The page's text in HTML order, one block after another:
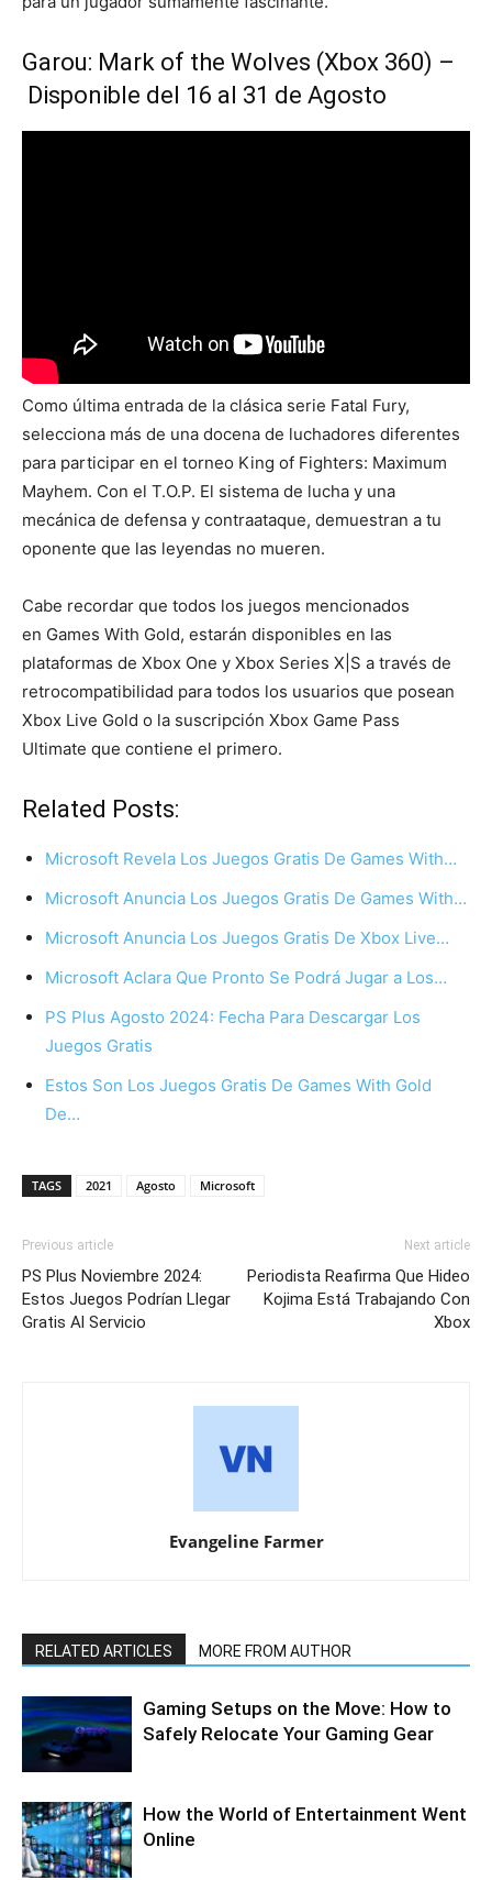
Garou: Mark of the Wolves (Xbox 360) –
Disponible del 16 al 31 de Agosto
Como última entrada de la clásica serie Fatal Fury,
selecciona más de una docena de luchadores diferentes
para participar en el torneo King of Fighters: Maximum
Mayhem. Con el T.O.P. El sistema de lucha y una
mecánica de defensa y contraataque, demuestran a tu
oponente que las leyendas no mueren.
Cabe recordar que todos los juegos mencionados
en Games With Gold, estarán disponibles en las
plataformas de Xbox One y Xbox Series X|S a través de
retrocompatibilidad para todos los usuarios que posean
Xbox Live Gold o la suscripción Xbox Game Pass
Ultimate que contiene el primero.
Related Posts:
Microsoft Revela Los Juegos Gratis De Games With…
Microsoft Anuncia Los Juegos Gratis De Games With…
Microsoft Anuncia Los Juegos Gratis De Xbox Live…
Microsoft Aclara Que Pronto Se Podrá Jugar a Los…
PS Plus Agosto 2024: Fecha Para Descargar Los
Juegos Gratis
Estos Son Los Juegos Gratis De Games With Gold
De…
TAGS 2021 Agosto Microsoft
Previous article
PS Plus Noviembre 2024:
Estos Juegos Podrían Llegar
Gratis Al Servicio
Next article
Periodista Reafirma Que Hideo
Kojima Está Trabajando Con
Xbox
Evangeline Farmer
RELATED ARTICLES MORE FROM AUTHOR
Gaming Setups on the Move: How to
Safely Relocate Your Gaming Gear
How the World of Entertainment Went
Online